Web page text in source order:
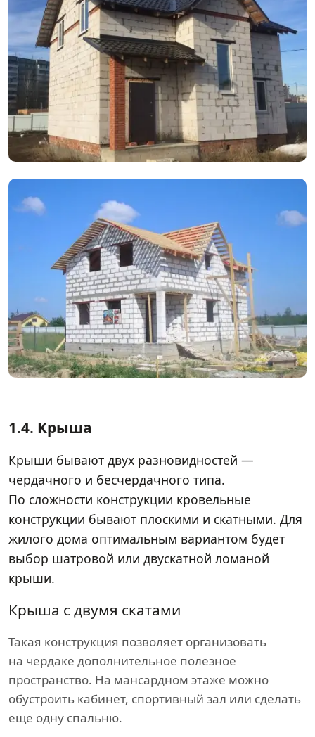
1.4. Крыша
Крыши бывают двух разновидностей —
чердачного и бесчердачного типа.
По сложности конструкции кровельные
конструкции бывают плоскими и скатными. Для
жилого дома оптимальным вариантом будет
выбор шатровой или двускатной ломаной
крыши.
Крыша с двумя скатами
Такая конструкция позволяет организовать
на чердаке дополнительное полезное
пространство. На мансардном этаже можно
обустроить кабинет, спортивный зал или сделать
еще одну спальню.